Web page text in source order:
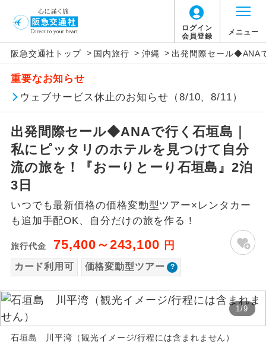
ログイン
会員登録
メニュー
阪急交通社トップ > 国内旅行 > 沖縄 > 出発間際セール◆ANA
重要なお知らせ
ウェブサービス休止のお知らせ（8/10、8/11）
出発間際セール◆ANAで行く石垣島｜
私にピッタリのホテルを見つけて自分
流の旅を！『おーりとーり石垣島』2泊
3日
いつでも最新価格の価格変動型ツアー×レンタカー
も追加手配OK、自分だけの旅を作る！
旅行代金 75,400～243,100 円
カード利用可 価格変動型ツアー
1/9
石垣島 川平湾（観光イメージ/行程には含まれません）
アイコン 説明
添乗員同行
往路出発空港（駅）から復路到着空港
（駅）まで同行します。
現地添乗員同
行
現地到着空港（駅）から最終日出発空港
（駅）まで添乗員が同行します。
バスガイド乗
務
バスガイドが乗務し、車内での観光案内
新コース 初登場のコースです。
世界遺産
ユネスコに登録されている文化遺産や自
然遺産を訪ねるコースです。
絶景スポットに立ち寄るコースです。
「価格変動型ツアー」に関するご案内
価格変動型ツアーとは
賃」を利用したツアーです。
お申し込み時期・ご利用便の空席状況に
よって料金が変動いたします。
以下の注意事項をあらかじめご了承いただき
ますようお願いいたします。
お支払いについて
お支払いは、クレジットカード決済のみとな
ります。
お申し込みの最後にクレジットカード決済を
していただき、決済手続き完了をもちまし
て、ご旅行の契約が成立となります。